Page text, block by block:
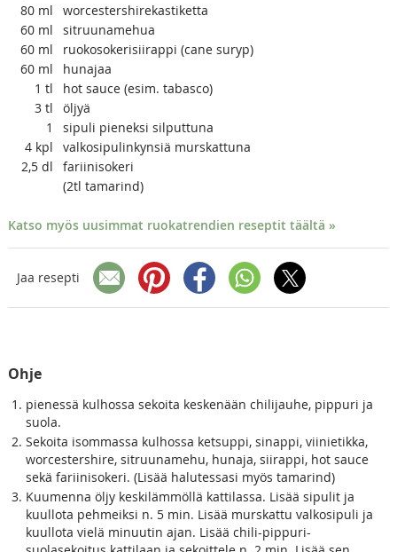
80 ml
worcestershirekastiketta
60 ml
sitruunamehua
60 ml
ruokosokerisiirappi (cane suryp)
60 ml
hunajaa
1 tl
hot sauce (esim. tabasco)
3 tl
öljyä
1
sipuli pieneksi silputtuna
4 kpl
valkosipulinkynsiä murskattuna
2,5 dl
fariinisokeri
(2tl tamarind)
Katso myös uusimmat ruokatrendien reseptit täältä »
Jaa resepti
Ohje
pienessä kulhossa sekoita keskenään chilijauhe, pippuri ja
suola.
Sekoita isommassa kulhossa ketsuppi, sinappi, viinietikka,
worcestershire, sitruunamehu, hunaja, siirappi, hot sauce
sekä fariinisokeri. (Lisää halutessasi myös tamarind)
Kuumenna öljy keskilämmöllä kattilassa. Lisää sipulit ja
kuullota pehmeiksi n. 5 min. Lisää murskattu valkosipuli ja
kuullota vielä minuutin ajan. Lisää chili-pippuri-